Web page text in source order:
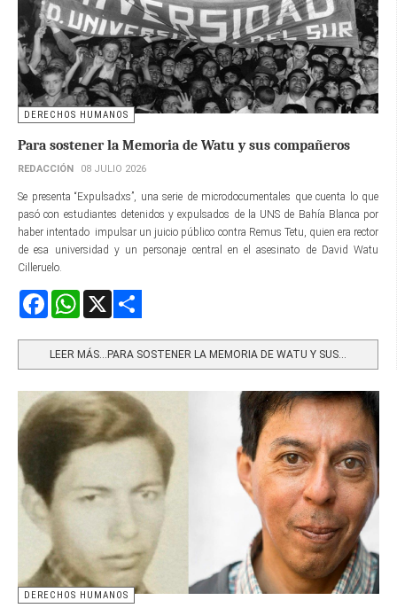
DERECHOS HUMANOS
Para sostener la Memoria de Watu y sus compañeros
REDACCIÓN 08 JULIO 2026
Se presenta “Expulsadxs”, una serie de microdocumentales que cuenta lo que
pasó con estudiantes detenidos y expulsados de la UNS de Bahía Blanca por
haber intentado impulsar un juicio público contra Remus Tetu, quien era rector
de esa universidad y un personaje central en el asesinato de David Watu
Cilleruelo.
FacebookWhatsApp
LEER MÁS…PARA SOSTENER LA MEMORIA DE WATU Y SUS...
DERECHOS HUMANOS